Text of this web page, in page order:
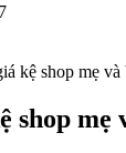
kệ shop mẹ
shop mẹ